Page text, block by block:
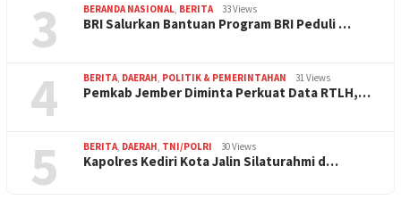
3 BERANDA NASIONAL BERITA 33 Views
BRI Salurkan Bantuan Program BRI Peduli …
4 BERITA DAERAH POLITIK & PEMERINTAHAN 31 Views
Pemkab Jember Diminta Perkuat Data RTLH,…
5 BERITA DAERAH TNI/POLRI 30 Views
Kapolres Kediri Kota Jalin Silaturahmi d…